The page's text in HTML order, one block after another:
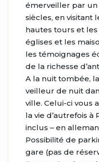
émerveiller par un
siècles, en visitant
hautes tours et
églises et les
les témoignages
de la richesse
A la nuit tombée,
veilleur de nuit
ville. Celui-ci vous
la vie d’autrefois
inclus – en
Possibilité de
gare (pas de